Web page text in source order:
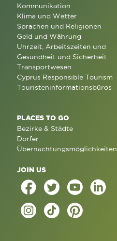
Kommunikation
Klima und Wetter
Sprachen und Religionen
Geld und Währung
Uhrzeit, Arbeitszeiten und
Gesundheit und Sicherheit
Transportwesen
Cyprus Responsible Tourism
Touristeninformationsbüros
PLACES TO GO
Bezirke & Städte
Dörfer
Übernachtungsmöglichkeiten
JOIN US